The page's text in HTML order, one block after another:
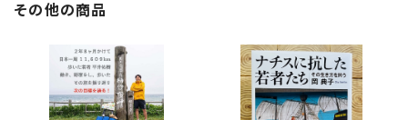
その他の商品